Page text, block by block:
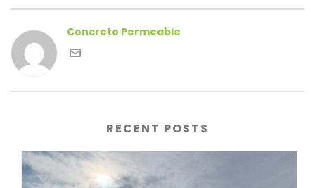
Concreto Permeable
RECENT POSTS